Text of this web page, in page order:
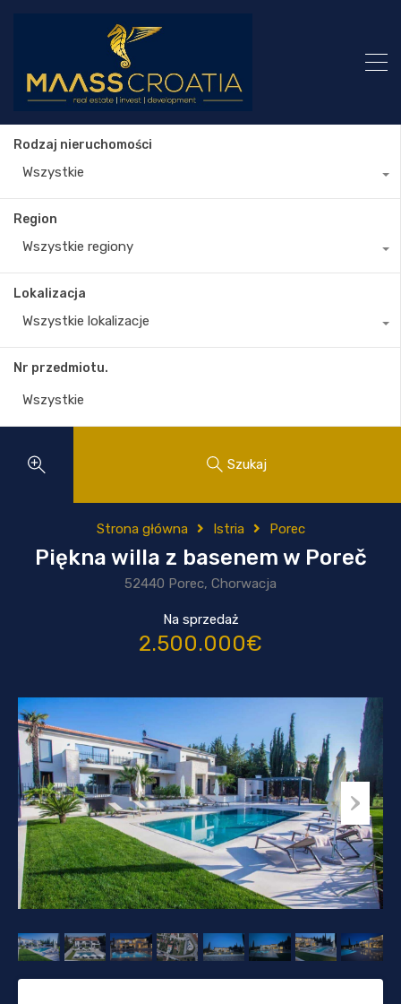
Rodzaj nieruchomości
Wszystkie
Region
Wszystkie regiony
Lokalizacja
Wszystkie lokalizacje
Nr przedmiotu.
Szukaj
Strona główna Istria Porec
Piękna willa z basenem w Poreč
52440 Porec, Chorwacja
Na sprzedaż
2.500.000€